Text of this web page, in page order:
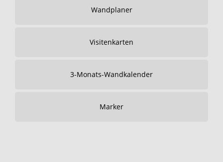
Wandplaner
Visitenkarten
3-Monats-Wandkalender
Marker